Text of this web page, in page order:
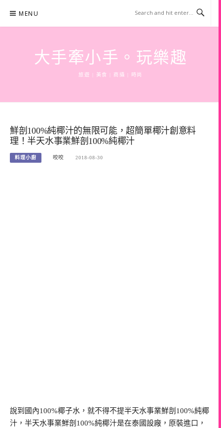
content
MENU
大手牽小手。玩樂趣
旅遊 | 美食 | 商攝 | 時尚
鮮剖100%純椰汁的無限可能，超簡單椰汁創意料
理！半天水事業鮮剖100%純椰汁
料理小廚 咬咬 2018-08-30
說到國內100%椰子水，就不得不提半天水事業鮮剖100%純椰
汁，半天水事業鮮剖100%純椰汁是在泰國設廠，原裝進口，